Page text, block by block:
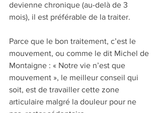
devienne chronique (au-delà de 3
mois), il est préférable de la traiter.
Parce que le bon traitement, c’est le
mouvement, ou comme le dit Michel de
Montaigne : « Notre vie n’est que
mouvement », le meilleur conseil qui
soit, est de travailler cette zone
articulaire malgré la douleur pour ne